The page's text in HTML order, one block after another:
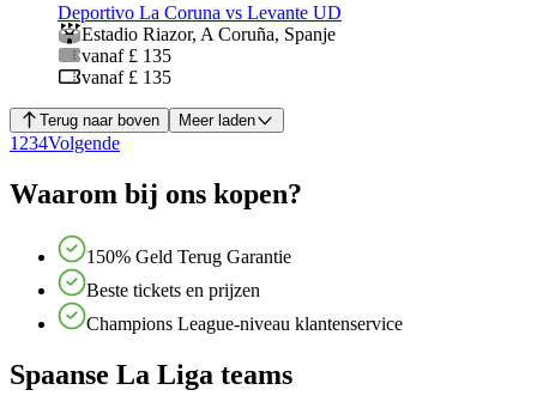
Deportivo La Coruna vs Levante UD
Estadio Riazor, A Coruña, Spanje
vanaf £ 135
vanaf £ 135
Terug naar boven Meer laden
1 234Volgende
Waarom bij ons kopen?
150% Geld Terug Garantie
Beste tickets en prijzen
Champions League-niveau klantenservice
Spaanse La Liga teams